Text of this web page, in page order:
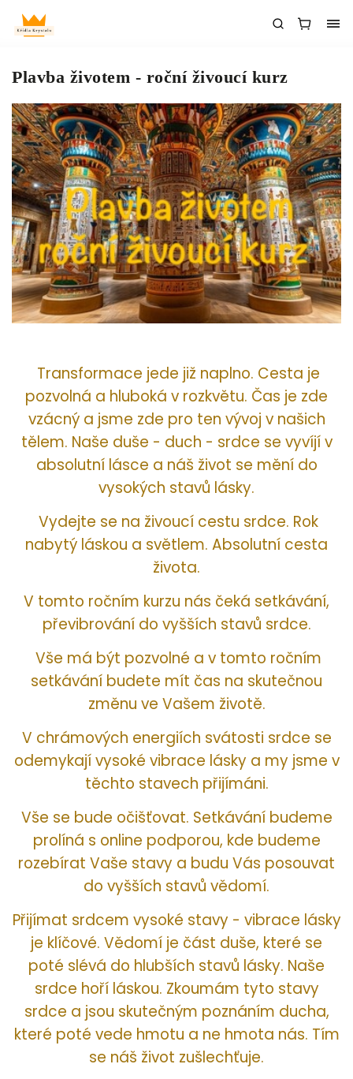
Plavba životem - roční živoucí kurz
Transformace jede již naplno. Cesta je
pozvolná a hluboká v rozkvětu. Čas je zde
vzácný a jsme zde pro ten vývoj v našich
tělem. Naše duše - duch - srdce se vyvíjí v
absolutní lásce a náš život se mění do
vysokých stavů lásky.
Vydejte se na živoucí cestu srdce. Rok
nabytý láskou a světlem. Absolutní cesta
života.
V tomto ročním kurzu nás čeká setkávání,
převibrování do vyšších stavů srdce.
Vše má být pozvolné a v tomto ročním
setkávání budete mít čas na skutečnou
změnu ve Vašem životě.
V chrámových energiích svátosti srdce se
odemykají vysoké vibrace lásky a my jsme v
těchto stavech přijímáni.
Vše se bude očišťovat. Setkávání budeme
prolíná s online podporou, kde budeme
rozebírat Vaše stavy a budu Vás posouvat
do vyšších stavů vědomí.
Přijímat srdcem vysoké stavy - vibrace lásky
je klíčové. Vědomí je část duše, které se
poté slévá do hlubších stavů lásky. Naše
srdce hoří láskou. Zkoumám tyto stavy
srdce a jsou skutečným poznáním ducha,
které poté vede hmotu a ne hmota nás. Tím
se náš život zušlechťuje.